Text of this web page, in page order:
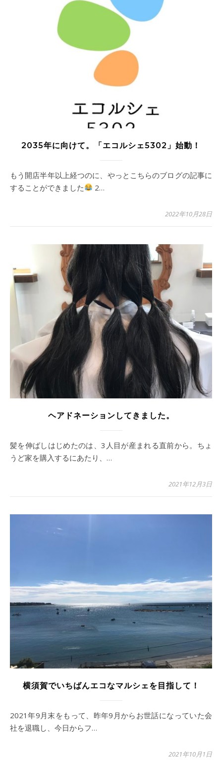
2035年に向けて。「エコルシェ5302」始動！
もう開店半年以上経つのに、やっとこちらのブログの記事に
することができました
2…
2022年10月28日
ヘアドネーションしてきました。
髪を伸ばしはじめたのは、3人目が産まれる直前から。ちょ
うど家を購入するにあたり、…
2021年12月3日
横須賀でいちばんエコなマルシェを目指して！
2021年9月末をもって、昨年9月からお世話になっていた会
社を退職し、今日からフ…
2021年10月1日